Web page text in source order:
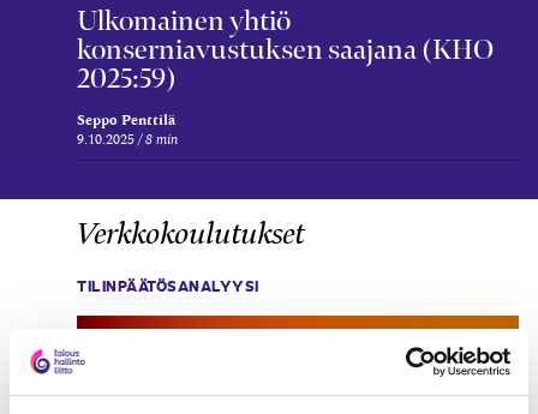
Ulkomainen yhtiö
konserniavustuksen saajana (KHO
2025:59)
Seppo Penttilä
9.10.2025 8 min
Verkkokoulutukset
TILINPÄÄTÖSANALYYSI